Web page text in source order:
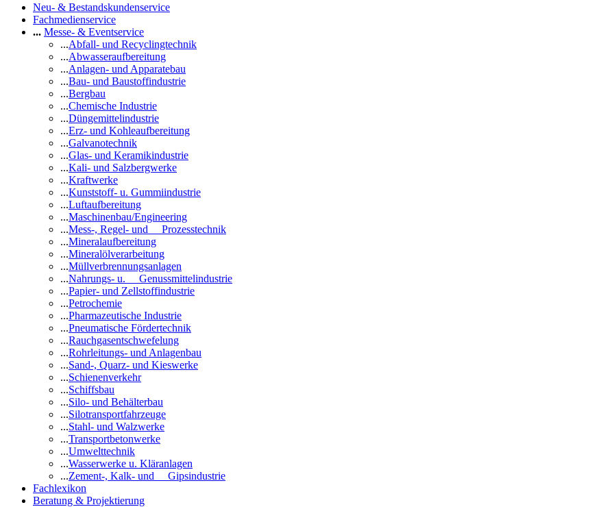
Neu- & Bestandskundenservice
Fachmedienservice
... Messe- & Eventservice
...Abfall- und Recyclingtechnik
...Abwasseraufbereitung
...Anlagen- und Apparatebau
...Bau- und Baustoffindustrie
...Bergbau
...Chemische Industrie
...Düngemittelindustrie
...Erz- und Kohleaufbereitung
...Galvanotechnik
...Glas- und Keramikindustrie
...Kali- und Salzbergwerke
...Kraftwerke
...Kunststoff- u. Gummiindustrie
...Luftaufbereitung
...Maschinenbau/Engineering
...Mess-, Regel- und Prozesstechnik
...Mineralaufbereitung
...Mineralölverarbeitung
...Müllverbrennungsanlagen
...Nahrungs- u. Genussmittelindustrie
...Papier- und Zellstoffindustrie
...Petrochemie
...Pharmazeutische Industrie
...Pneumatische Fördertechnik
...Rauchgasentschwefelung
...Rohrleitungs- und Anlagenbau
...Sand-, Quarz- und Kieswerke
...Schienenverkehr
...Schiffsbau
...Silo- und Behälterbau
...Silotransportfahrzeuge
...Stahl- und Walzwerke
...Transportbetonwerke
...Umwelttechnik
...Wasserwerke u. Kläranlagen
...Zement-, Kalk- und Gipsindustrie
Fachlexikon
Beratung & Projektierung